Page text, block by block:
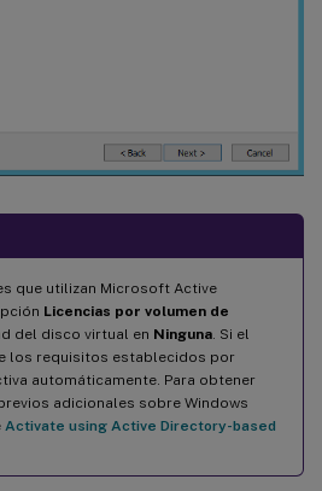
que utilizan Microsoft Active
Licencias por volumen de
del disco virtual en Ninguna. Si el
los requisitos establecidos por
automáticamente. Para obtener
adicionales sobre Windows
Activate using Active Directory-based